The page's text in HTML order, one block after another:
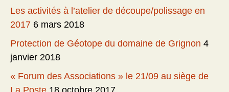
Les activités à l’atelier de découpe/polissage en
2017 6 mars 2018
Protection de Géotope du domaine de Grignon 4
janvier 2018
« Forum des Associations » le 21/09 au siège de